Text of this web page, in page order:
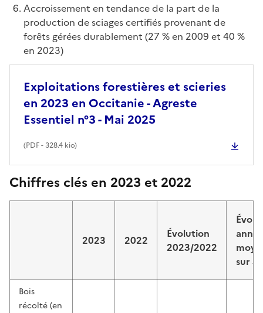
Accroissement en tendance de la part de la
production de sciages certifiés provenant de
forêts gérées durablement (27 % en 2009 et 40 %
en 2023)
Exploitations forestières et scieries
en 2023 en Occitanie - Agreste
Essentiel n°3 - Mai 2025
(PDF- 328.4 kio)
Chiffres clés en 2023 et 2022
2023 2022
Évolution
2023/2022
sur 5
Bois
récolté (en